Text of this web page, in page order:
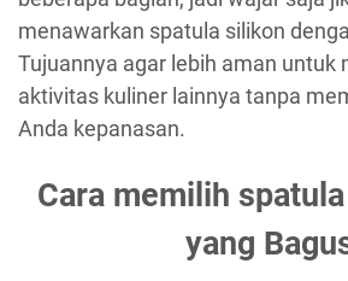
menawarkan spatula silikon
Tujuannya agar lebih aman untuk
aktivitas kuliner lainnya tanpa
Anda kepanasan.
Cara memilih
yang